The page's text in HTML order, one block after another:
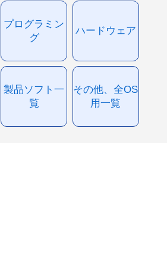
プログラミン
グ
ハードウェア
製品ソフト一
覧
その他、全OS
用一覧